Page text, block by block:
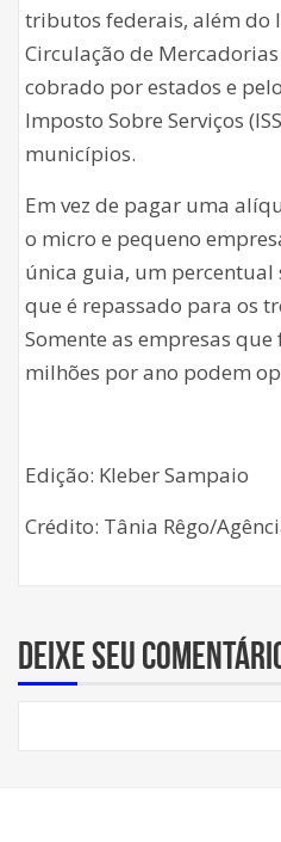
tributos federais, além do
Circulação de Mercadorias
cobrado por estados e
Imposto Sobre Serviços
municípios.
Em vez de pagar uma
o micro e pequeno
única guia, um
que é repassado para os
Somente as empresas
milhões por ano podem
Edição: Kleber Sampaio
Crédito: Tânia Rêgo/
Deixe seu